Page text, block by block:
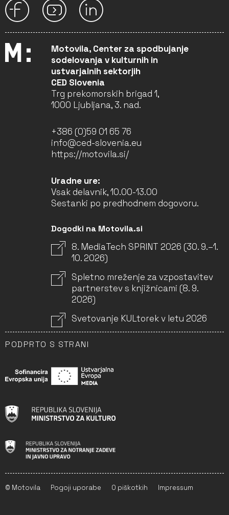
Motovila, Center za spodbujanje
sodelovanja v kulturnih in
ustvarjalnih sektorjih
CED Slovenia
Trg prekomorskih brigad 1,
1000 Ljubljana, 3. nad.
+386 (0)59 01 65 76
info@ced-slovenia.eu
https://motovila.si/
Uradne ure:
Vsak delavnik, 10.00-13.00
Sestanki po predhodnem dogovoru.
Dogodki na Motovila.si
8. MediaTech SPRINT 2026 (30. 9.–1.
10. 2026)
Spletno mreženje za vzpostavitev
partnerstev s knjižnicami (8. 9.
2026)
Svetovanje KULtorek v letu 2026
PODPRTO S STRANI
© Motovila Pogoji uporabe O piškotkih Impressum